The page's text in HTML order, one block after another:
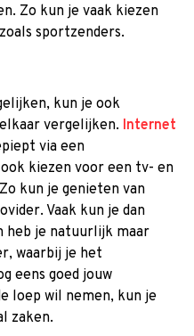
Zo kun je vaak kiezen
sportzenders.
kun je ook
vergelijken. Internet
via een
kiezen voor een tv- en
kun je genieten van
Vaak kun je dan
heb je natuurlijk maar
waarbij je het
eens goed jouw
loep wil nemen, kun je
zaken.